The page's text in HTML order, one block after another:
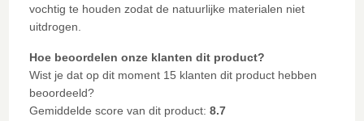
vochtig te houden zodat de natuurlijke materialen niet
uitdrogen.
Hoe beoordelen onze klanten dit product?
Wist je dat op dit moment 15 klanten dit product hebben
beoordeeld?
Gemiddelde score van dit product:8.7